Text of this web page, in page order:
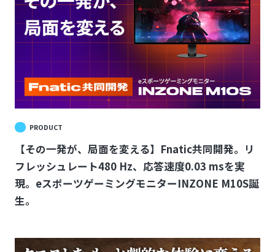
PRODUCT
【その一発が、局面を変える】Fnatic共同開発。リ
フレッシュレート480 Hz、応答速度0.03 msを実
現。eスポーツゲーミングモニターINZONE M10S誕
生。